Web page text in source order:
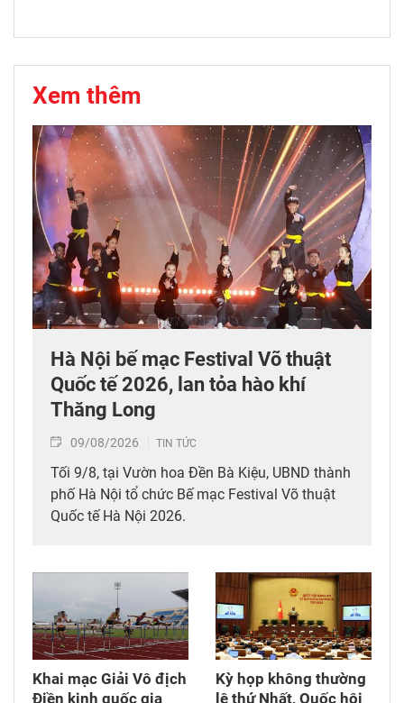
Xem thêm
Hà Nội bế mạc Festival Võ thuật
Quốc tế 2026, lan tỏa hào khí
Thăng Long
09/08/2026 TIN TỨC
Tối 9/8, tại Vườn hoa Đền Bà Kiệu, UBND thành
phố Hà Nội tổ chức Bế mạc Festival Võ thuật
Quốc tế Hà Nội 2026.
Khai mạc Giải Vô địch
Điền kinh quốc gia
Kỳ họp không thường
lệ thứ Nhất, Quốc hội